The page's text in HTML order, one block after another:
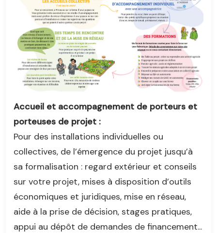
Accueil et accompagnement de porteurs et
porteuses de projet :
Pour des installations individuelles ou
collectives, de l’émergence du projet jusqu’à
sa formalisation : regard extérieur et conseils
sur votre projet, mises à disposition d’outils
économiques et juridiques, mise en réseau,
aide à la prise de décision, stages pratiques,
appui au dépôt de demandes de financement...